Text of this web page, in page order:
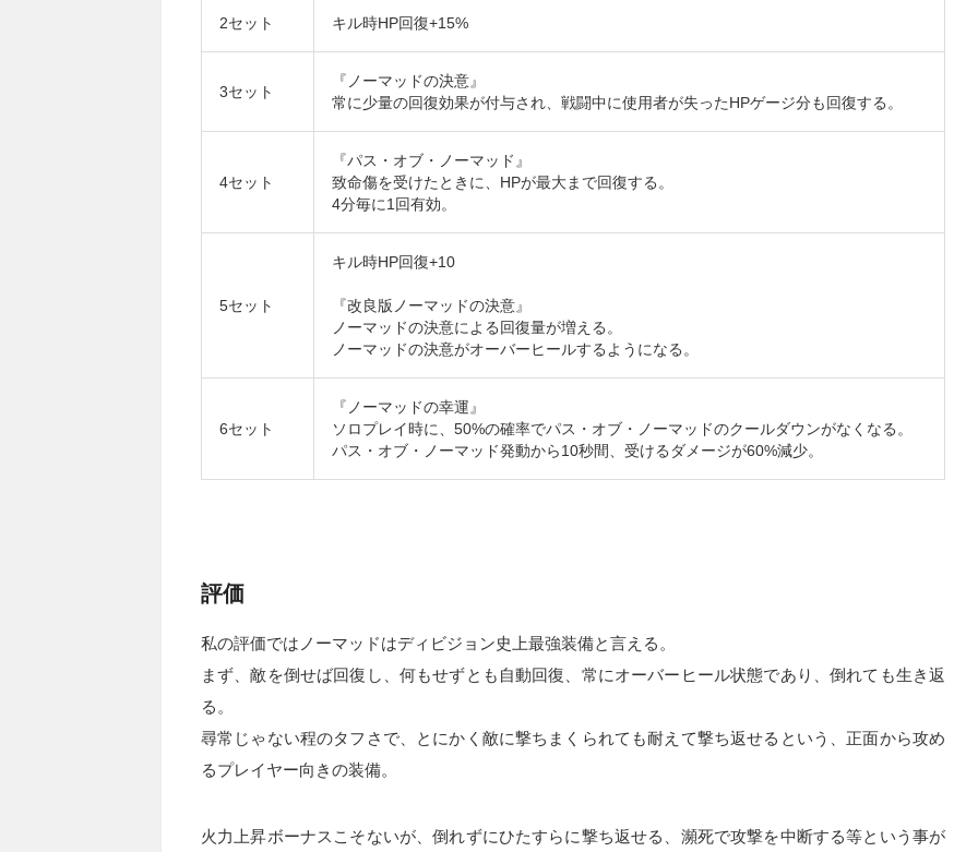
2セット キル時HP回復+15%
3セット
『ノーマッドの決意』
常に少量の回復効果が付与され、戦闘中に使用者が失ったHPゲージ分も回復する。
4セット
『パス・オブ・ノーマッド』
致命傷を受けたときに、HPが最大まで回復する。
4分毎に1回有効。
5セット
キル時HP回復+10
『改良版ノーマッドの決意』
ノーマッドの決意による回復量が増える。
ノーマッドの決意がオーバーヒールするようになる。
6セット
『ノーマッドの幸運』
ソロプレイ時に、50%の確率でパス・オブ・ノーマッドのクールダウンがなくなる。
パス・オブ・ノーマッド発動から10秒間、受けるダメージが60%減少。
評価
私の評価ではノーマッドはディビジョン史上最強装備と言える。
まず、敵を倒せば回復し、何もせずとも自動回復、常にオーバーヒール状態であり、倒れても生き返
る。
尋常じゃない程のタフさで、とにかく敵に撃ちまくられても耐えて撃ち返せるという、正面から攻め
るプレイヤー向きの装備。
火力上昇ボーナスこそないが、倒れずにひたすらに撃ち返せる、瀕死で攻撃を中断する等という事が